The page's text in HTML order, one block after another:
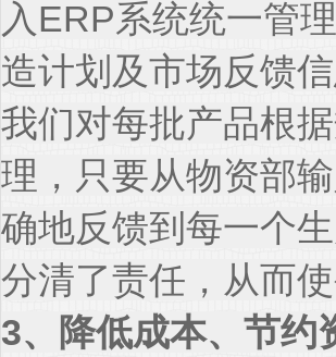
入ERP系统统一管
造计划及市场反馈
我们对每批产品根
理，只要从物资部
确地反馈到每一个
分清了责任，从而
3、降低成本、节约